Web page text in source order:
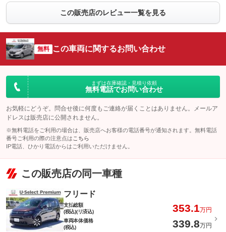
この販売店のレビュー一覧を見る
無料 この車両に関するお問い合わせ
まずは在庫確認・見積り依頼
無料電話でお問い合わせ
お気軽にどうぞ。問合せ後に何度もご連絡が届くことはありません。メールア
ドレスは販売店に公開されません。
※無料電話をご利用の場合は、販売店へお客様の電話番号が通知されます。無料電話
番号ご利用の際の注意点は こちら
IP電話、ひかり電話からはご利用いただけません。
この販売店の同一車種
フリード
支払総額
(税込)(リ済込)
353.1万円
車両本体価格
(税込)
339.8万円